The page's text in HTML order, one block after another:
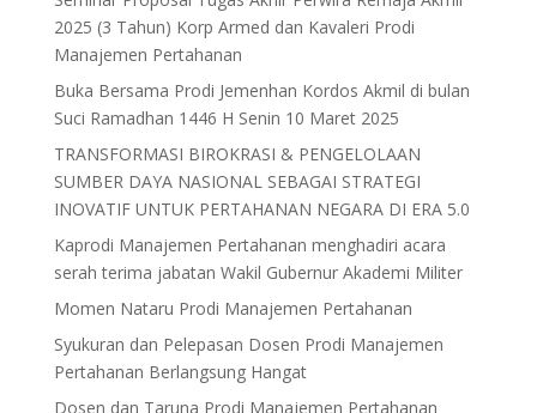
2025 (3 Tahun) Korp Armed dan Kavaleri Prodi
Manajemen Pertahanan
Buka Bersama Prodi Jemenhan Kordos Akmil di bulan
Suci Ramadhan 1446 H Senin 10 Maret 2025
TRANSFORMASI BIROKRASI & PENGELOLAAN
SUMBER DAYA NASIONAL SEBAGAI STRATEGI
INOVATIF UNTUK PERTAHANAN NEGARA DI ERA 5.0
Kaprodi Manajemen Pertahanan menghadiri acara
serah terima jabatan Wakil Gubernur Akademi Militer
Momen Nataru Prodi Manajemen Pertahanan
Syukuran dan Pelepasan Dosen Prodi Manajemen
Pertahanan Berlangsung Hangat
Dosen dan Taruna Prodi Manajemen Pertahanan